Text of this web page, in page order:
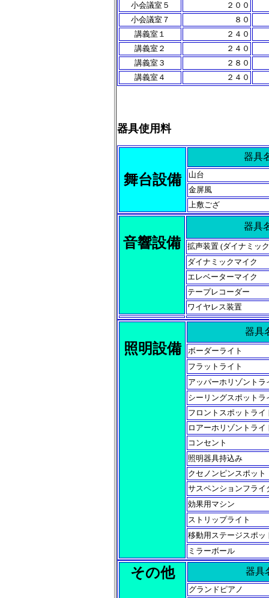
小会議室５
２００
小会議室７
８０
講義室１
２４０
講義室２
２４０
講義室３
２８０
講義室４
２４０
器具使用料
舞台設備
器具
山台
金屏風
上敷ござ
音響設備
器具
拡声装置 (ダイナミッ
ダイナミックマイク
エレベーターマイク
テープレコーダー
ワイヤレス装置
照明設備
器具
ボーダーライト
フラットライト
アッパーホリゾントラ
シーリングスポットラ
フロントスポットライ
ロアーホリゾントライ
コンセント
照明器具持込み
クセノンピンスポット
サスペンションフライ
効果用マシン
ストリップライト
移動用ステージスポッ
ミラーボール
その他 器具
グランドピアノ